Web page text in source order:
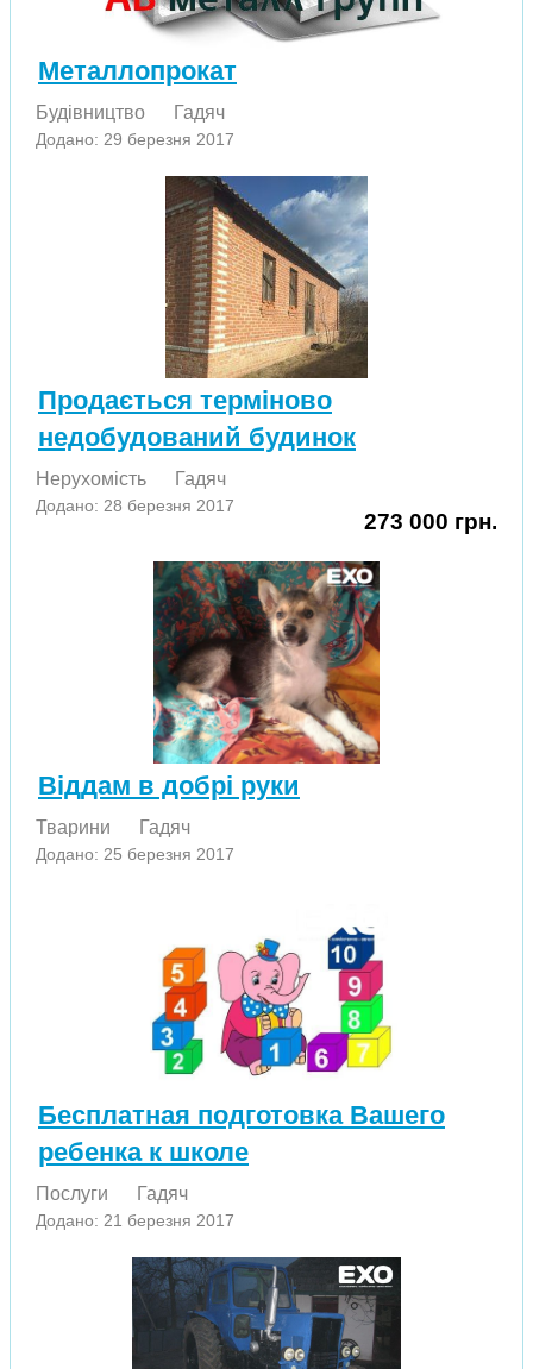
Металлопрокат
Будівництво Гадяч
Додано: 29 березня 2017
Продається терміново
недобудований будинок
Нерухомість Гадяч
Додано: 28 березня 2017
273 000 грн.
Віддам в добрі руки
Тварини Гадяч
Додано: 25 березня 2017
Бесплатная подготовка Вашего
ребенка к школе
Послуги Гадяч
Додано: 21 березня 2017